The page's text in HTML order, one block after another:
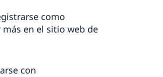
como
en el sitio web de
con